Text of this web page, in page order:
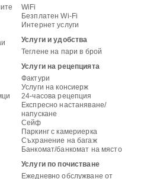
WiFi
Безплатен Wi-Fi
Интернет услуги
Услуги и удобства
Теглене на пари в брой
Услуги на рецепцията
Фактури
Услуги на консиерж
24-часова рецепция
Експресно настаняване/
напускане
Сейф
Паркинг с камериерка
Съхранение на багаж
Банкомат/банкомат на място
Услуги по почистване
Ежедневно обслужване от